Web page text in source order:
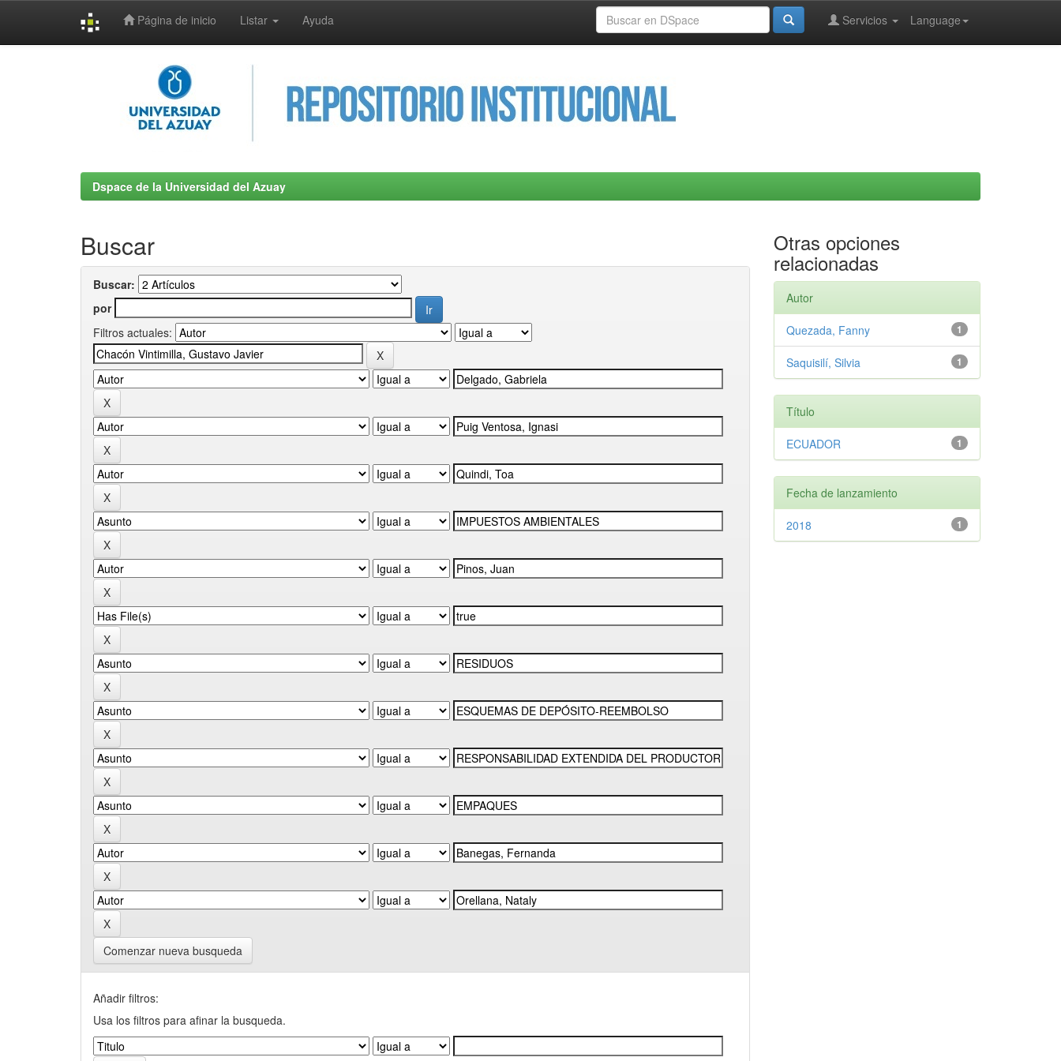
Página de inicio Listar Ayuda Language
Servicios
Dspace de la Universidad del Azuay
Buscar
Buscar:
por
Filtros actuales:
Comenzar nueva busqueda
Añadir filtros:
Usa los filtros para afinar la busqueda.
Otras opciones
relacionadas
Autor
1
Quezada, Fanny
1
Saquisilí, Silvia
Título
1
ECUADOR
Fecha de lanzamiento
1
2018